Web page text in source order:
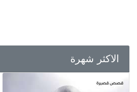
الاكثر شهرة